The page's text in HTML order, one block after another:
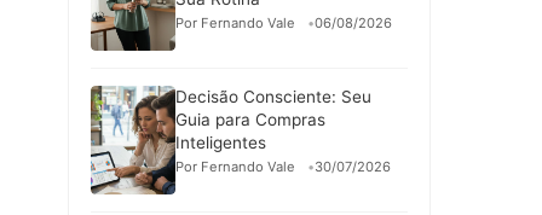
Por Fernando Vale 06/08/2026
Decisão Consciente: Seu
Guia para Compras
Inteligentes
Por Fernando Vale 30/07/2026